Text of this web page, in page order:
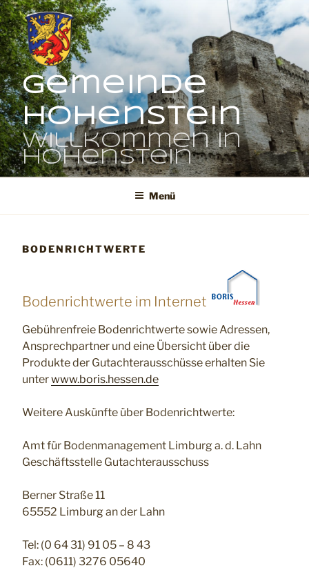
Zum
Inhalt
springen
Gemeinde
Hohenstein
Willkommen in
Hohenstein
Menü
BODENRICHTWERTE
Bodenrichtwerte im Internet
Gebührenfreie Bodenrichtwerte sowie Adressen,
Ansprechpartner und eine Übersicht über die
Produkte der Gutachterausschüsse erhalten Sie
unterwww.boris.hessen.de
Weitere Auskünfte über Bodenrichtwerte:
Amt für Bodenmanagement Limburg a. d. Lahn
Geschäftsstelle Gutachterausschuss
Berner Straße 11
65552 Limburg an der Lahn
Tel: (0 64 31) 91 05 – 8 43
Fax: (0611) 3276 05640